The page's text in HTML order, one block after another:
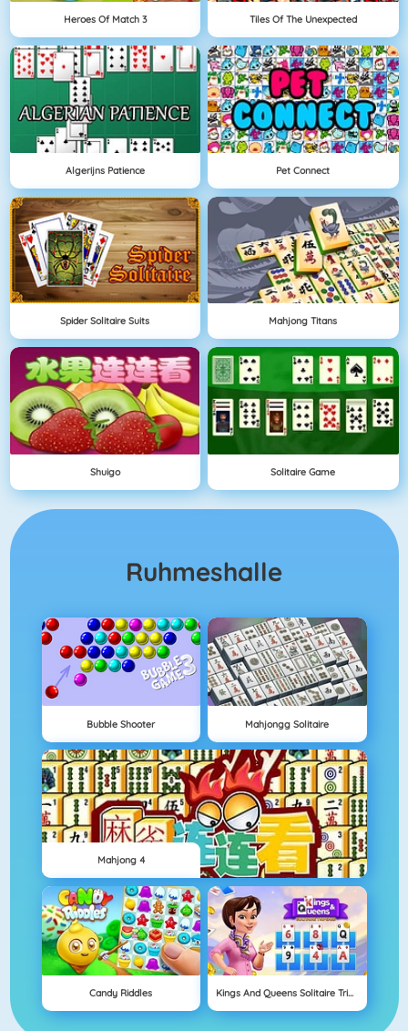
Heroes Of Match 3 Tiles Of The Unexpected
Algerijns Patience Pet Connect
Spider Solitaire Suits Mahjong Titans
Shuigo Solitaire Game
Ruhmeshalle
Bubble Shooter Mahjongg Solitaire
Mahjong 4
Candy Riddles Kings And Queens Solitaire Tripeaks